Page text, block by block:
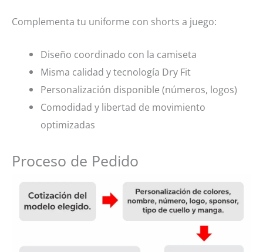
Complementa tu uniforme con shorts a juego:
Diseño coordinado con la camiseta
Misma calidad y tecnología Dry Fit
Personalización disponible (números, logos)
Comodidad y libertad de movimiento
optimizadas
Proceso de Pedido